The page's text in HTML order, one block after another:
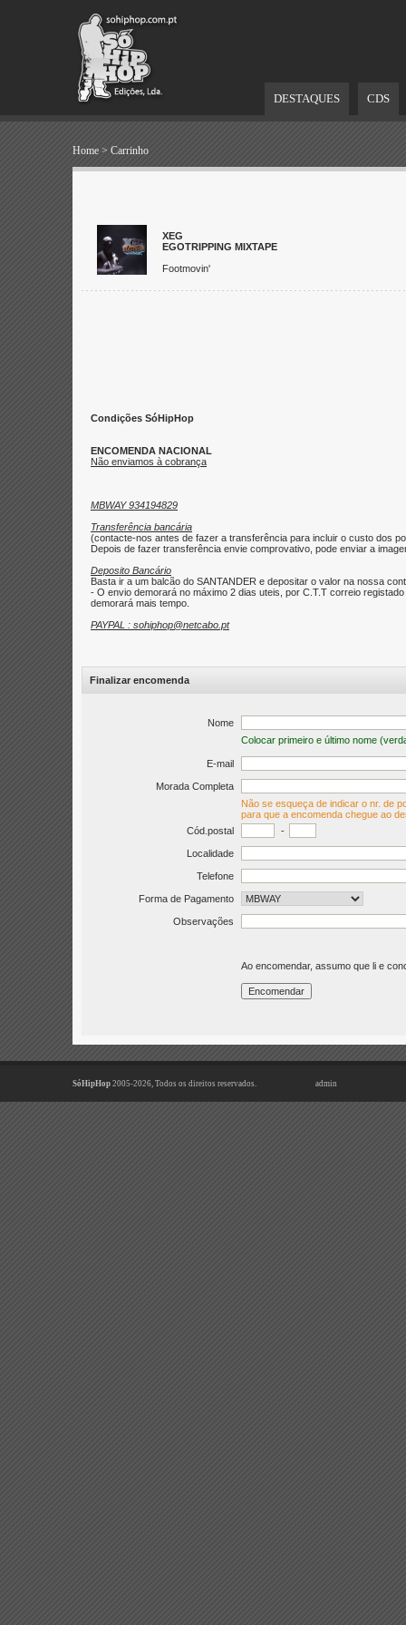
DESTAQUES CDS
Home > Carrinho
XEG
EGOTRIPPING MIXTAPE
Footmovin'
Condições SóHipHop
ENCOMENDA NACIONAL
Não enviamos à cobrança
MBWAY 934194829
Transferência bancária
(contacte-nos antes de fazer a transferência para incluir o custo dos
Depois de fazer transferência envie comprovativo, pode enviar a
Deposito Bancário
Basta ir a um balcão do SANTANDER e depositar o valor na nossa
- O envio demorará no máximo 2 dias uteis, por C.T.T correio
demorará mais tempo.
PAYPAL : sohiphop@netcabo.pt
Finalizar encomenda
Nome
Colocar primeiro e último nome
E-mail
Morada Completa
Não se esqueça de indicar o nr. de
para que a encomenda chegue ao
Cód.postal
-
Localidade
Telefone
Forma de Pagamento
Observações
Ao encomendar, assumo que li e
SóHipHop 2005-2026, Todos os direitos reservados. admin